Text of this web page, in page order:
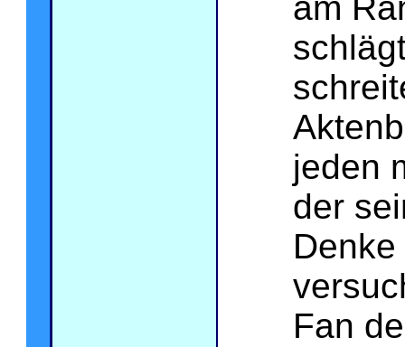
am
jeden
der
Fan